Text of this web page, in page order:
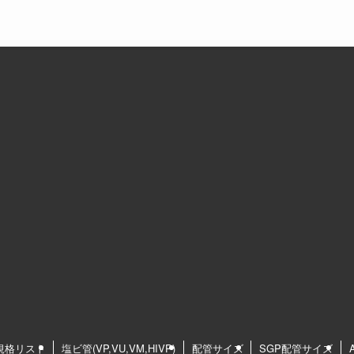
格リスト 塩ビ管(VP,VU,VM,HIVP) 配管サイズ SGP配管サイズ